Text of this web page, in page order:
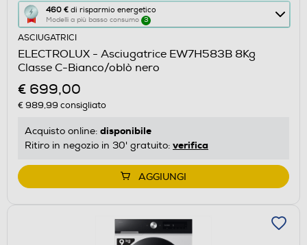
460 € di risparmio energetico
Modelli a più basso consumo 3
Questa
azione
aprirà
il
Calcolatore
di
risparmio
energetico
di
ASCIUGATRICI
ELECTROLUX - Asciugatrice EW7H583B 8Kg
Classe C-Bianco/oblò nero
€ 699,00
€ 989,99 consigliato
Acquisto online: disponibile
Ritiro in negozio in 30' gratuito: verifica
AGGIUNGI